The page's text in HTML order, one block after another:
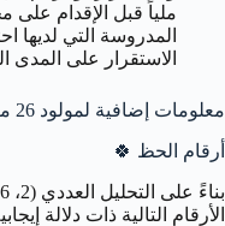
ملياً قبل الإقدام
المدروسة التي لديها
الاستقرار على المدى
معلومات إضافية لمولود 26 مايو/أيار 🎁
أرقام الحظ 🍀
الأرقام التالية ذات دلالة إيجابية